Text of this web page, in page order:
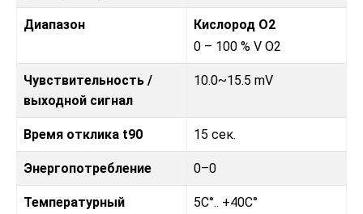
Диапазон
Кислород O2
0 – 100 % V O2
Чувствительность /
выходной сигнал
10.0~15.5 mV
Время отклика t90 15 сек.
Энергопотребление 0–0
Температурный
5C°.. +40C°